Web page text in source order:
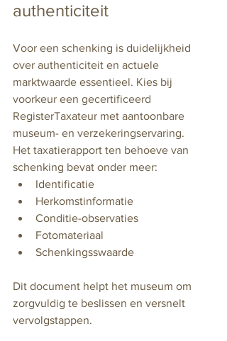
authenticiteit
Voor een schenking is duidelijkheid
over authenticiteit en actuele
marktwaarde essentieel. Kies bij
voorkeur een gecertificeerd
RegisterTaxateur met aantoonbare
museum- en verzekeringservaring.
Het taxatierapport ten behoeve van
schenking bevat onder meer:
Identificatie
Herkomstinformatie
Conditie-observaties
Fotomateriaal
Schenkingsswaarde
Dit document helpt het museum om
zorgvuldig te beslissen en versnelt
vervolgstappen.